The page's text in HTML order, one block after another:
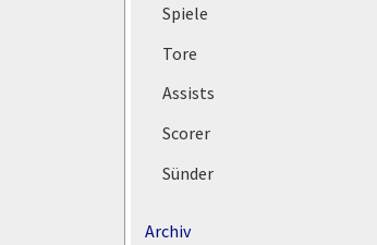
Spiele
Tore
Assists
Scorer
Sünder
Archiv